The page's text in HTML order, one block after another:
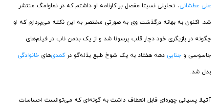
علی عطشانی، تحلیلی نسبتا مفصل بر کارنامه او داشتم که در نماوامگ منتشر
شد. اکنون به بهانه درگذشت وی به صورتی مختصر به این نکته می‌پردازم که او
چگونه در بازیگری خود دچار قلب پرسونا شد و از یک بدمن ناب در فیلم‌های
جاسوسی و جنایی دهه هفتاد به یک شوخ طبع بذله‌گو درکمدی‌های خانوادگی
بدل شد.
آتیلا پسیانی چهره‌ای قابل انعطاف داشت به گونه‌ای که می‌توانست احساسات